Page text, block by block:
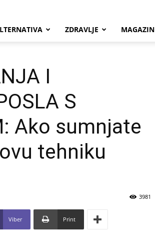
ZDRAVLJE MAGAZIN
I
S
Ako sumnjate
tehniku
3981
Viber Print